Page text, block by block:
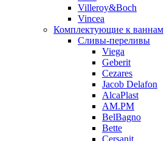
Villeroy&Boch
Vincea
Комплектующие к ваннам
Сливы-переливы
Viega
Geberit
Cezares
Jacob Delafon
AlcaPlast
AM.PM
BelBagno
Bette
Cersanit